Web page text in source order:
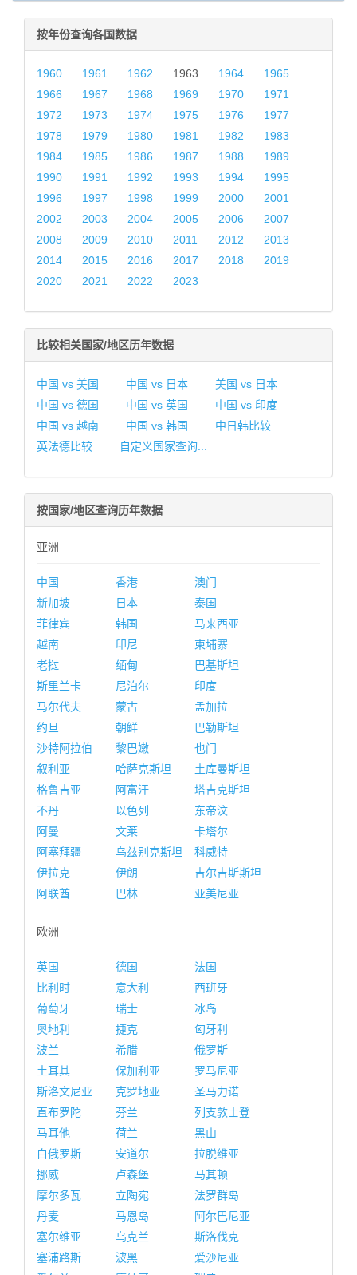
按年份查询各国数据
1960 1961 1962 1963 1964
1965
1966
1967 1968 1969 1970
1971
1972
1973 1974 1975 1976
1977
1978
1979 1980 1981 1982
1983
1984
1985 1986 1987 1988
1989
1990
1991 1992 1993 1994
1995
1996
1997 1998 1999 2000
2001
2002
2003 2004 2005 2006
2007
2008
2009 2010 2011 2012
2013
2014
2015 2016 2017 2018
2019
2020
2021 2022 2023
比较相关国家/地区历年数据
中国 vs 美国 中国 vs 日本
美国 vs 日本
中国 vs 德国
中国 vs 英国
中国 vs 印度
中国 vs 越南
中国 vs 韩国
中日韩比较
英法德比较
自定义国家查询...
按国家/地区查询历年数据
亚洲
中国 香港
澳门
新加坡
日本
泰国
菲律宾
韩国
马来西亚
越南
印尼
柬埔寨
老挝
缅甸
巴基斯坦
斯里兰卡
尼泊尔
印度
马尔代夫
蒙古
孟加拉
约旦
朝鲜
巴勒斯坦
沙特阿拉伯
黎巴嫩
也门
叙利亚
哈萨克斯坦
土库曼斯坦
格鲁吉亚
阿富汗
塔吉克斯坦
不丹
以色列
东帝汶
阿曼
文莱
卡塔尔
阿塞拜疆
乌兹别克斯坦
科威特
伊拉克
伊朗
吉尔吉斯斯坦
阿联酋
巴林 亚美尼亚
欧洲
英国 德国
法国
比利时
意大利
西班牙
葡萄牙
瑞士
冰岛
奥地利
捷克
匈牙利
波兰
希腊
俄罗斯
土耳其
保加利亚
罗马尼亚
斯洛文尼亚
克罗地亚
圣马力诺
直布罗陀
芬兰
列支敦士登
马耳他
荷兰
黑山
白俄罗斯
安道尔
拉脱维亚
挪威
卢森堡
马其顿
摩尔多瓦
立陶宛
法罗群岛
丹麦
马恩岛
阿尔巴尼亚
塞尔维亚
乌克兰
斯洛伐克
塞浦路斯
波黑
爱沙尼亚